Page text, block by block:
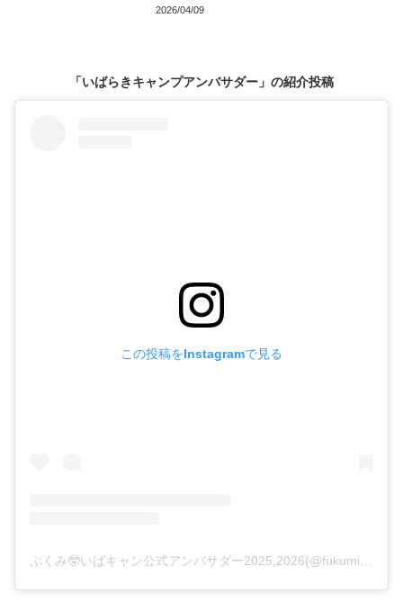
2026/04/09
「いばらきキャンプアンバサダー」の紹介投稿
この投稿をInstagramで見る